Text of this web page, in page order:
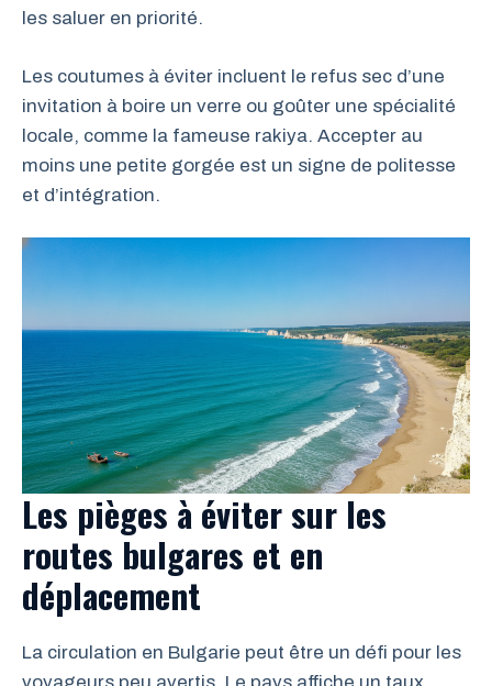
les saluer en priorité.
Les coutumes à éviter incluent le refus sec d’une
invitation à boire un verre ou goûter une spécialité
locale, comme la fameuse rakiya. Accepter au
moins une petite gorgée est un signe de politesse
et d’intégration.
Les pièges à éviter sur les
routes bulgares et en
déplacement
La circulation en Bulgarie peut être un défi pour les